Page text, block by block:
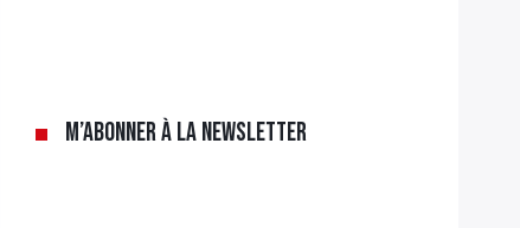
M’abonner à la newsletter